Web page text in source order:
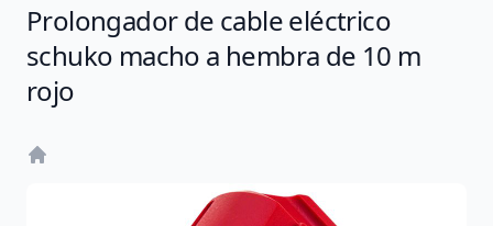
Prolongador de cable eléctrico
schuko macho a hembra de 10 m
rojo